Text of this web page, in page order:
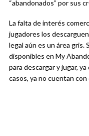
“abandonados” por sus
La falta de interés
jugadores los
legal aún es un área gris.
disponibles en My
para descargar y jugar,
casos, ya no cuentan